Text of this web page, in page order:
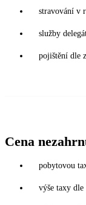
stravování v
služby
pojištění dle
Cena
pobytovou
výše taxy